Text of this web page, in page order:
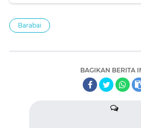
Barabai
BAGIKAN BERITA